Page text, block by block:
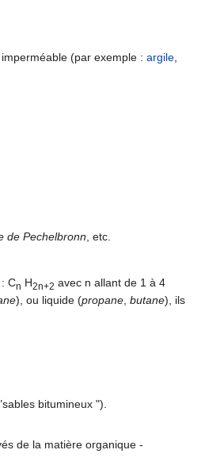
imperméable (par exemple :argile
de Pechelbronn , etc.
Cn H2n+2 avec n allant de 1 à 4
), ou liquide (propane butane), ils
bitumineux ").
de la matière organique -